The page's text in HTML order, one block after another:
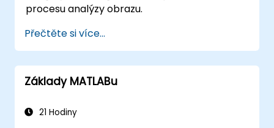
procesu analýzy obrazu.
Přečtěte si více...
Základy MATLABu
21 Hodiny